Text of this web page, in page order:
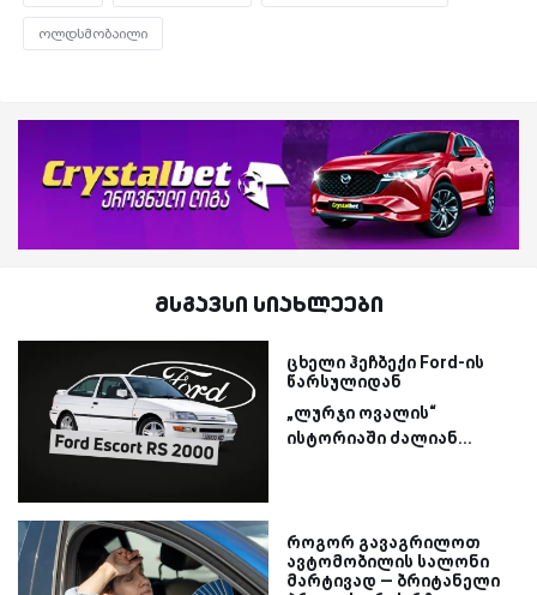
ოლდსმობაილი
მსგავსი სიახლეები
ცხელი ჰეჩბექი Ford-ის
წარსულიდან
„ლურჯი ოვალის“
ისტორიაში ძალიან...
როგორ გავაგრილოთ
ავტომობილის სალონი
მარტივად — ბრიტანელი